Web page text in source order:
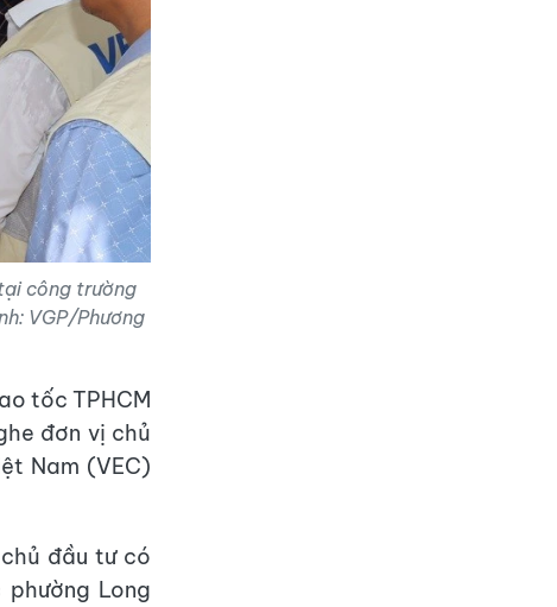
công trường
VGP/Phương
tốc TPHCM
đơn vị chủ
Nam (VEC)
đầu tư có
Long